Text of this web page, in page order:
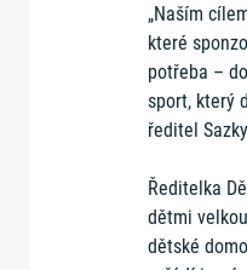
„Naším
které
potřeba –
sport, který
ředitel
Ředitelka
dětmi
dětské